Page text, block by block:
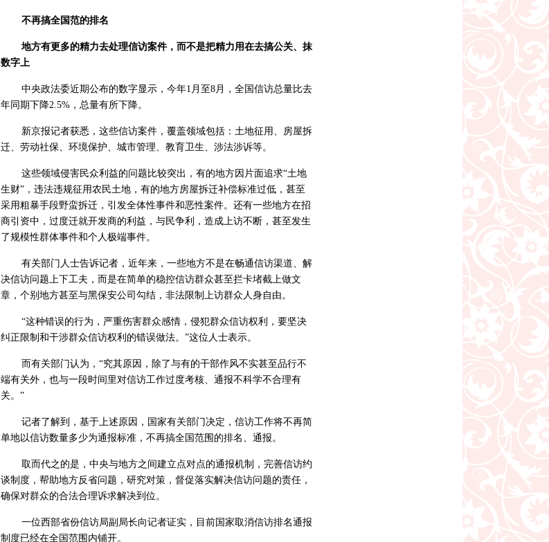
不再搞全国范的排名
地方有更多的精力去处理信访案件，而不是把精力用在去搞公关、抹
数字上
中央政法委近期公布的数字显示，今年1月至8月，全国信访总量比去
年同期下降2.5%，总量有所下降。
新京报记者获悉，这些信访案件，覆盖领域包括：土地征用、房屋拆
迁、劳动社保、环境保护、城市管理、教育卫生、涉法涉诉等。
这些领域侵害民众利益的问题比较突出，有的地方因片面追求“土地
生财”，违法违规征用农民土地，有的地方房屋拆迁补偿标准过低，甚至
采用粗暴手段野蛮拆迁，引发全体性事件和恶性案件。还有一些地方在招
商引资中，过度迁就开发商的利益，与民争利，造成上访不断，甚至发生
了规模性群体事件和个人极端事件。
有关部门人士告诉记者，近年来，一些地方不是在畅通信访渠道、解
决信访问题上下工夫，而是在简单的稳控信访群众甚至拦卡堵截上做文
章，个别地方甚至与黑保安公司勾结，非法限制上访群众人身自由。
“这种错误的行为，严重伤害群众感情，侵犯群众信访权利，要坚决
纠正限制和干涉群众信访权利的错误做法。”这位人士表示。
而有关部门认为，“究其原因，除了与有的干部作风不实甚至品行不
端有关外，也与一段时间里对信访工作过度考核、通报不科学不合理有
关。”
记者了解到，基于上述原因，国家有关部门决定，信访工作将不再简
单地以信访数量多少为通报标准，不再搞全国范围的排名、通报。
取而代之的是，中央与地方之间建立点对点的通报机制，完善信访约
谈制度，帮助地方反省问题，研究对策，督促落实解决信访问题的责任，
确保对群众的合法合理诉求解决到位。
一位西部省份信访局副局长向记者证实，目前国家取消信访排名通报
制度已经在全国范围内铺开。